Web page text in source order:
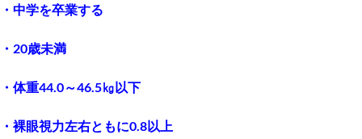
・中学を卒業する
・20歳未満
・体重44.0～46.5㎏以下
・裸眼視力左右ともに0.8以上